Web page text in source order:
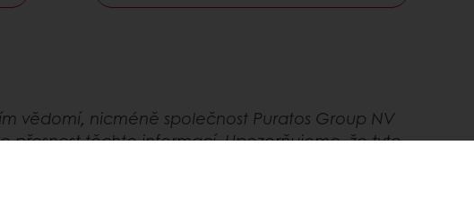
vědomí, nicméně společnost Puratos Group NV
přesnost těchto informací. Upozorňujeme, že tyto